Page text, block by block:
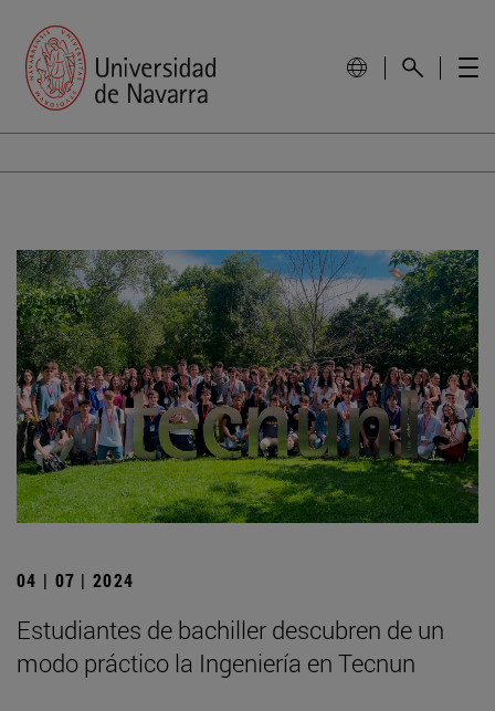
04 | 07 | 2024
Estudiantes de bachiller descubren de un
modo práctico la Ingeniería en Tecnun